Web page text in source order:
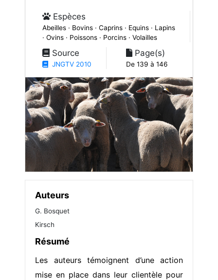
Espèces
Abeilles · Bovins · Caprins · Equins · Lapins
· Ovins · Poissons · Porcins · Volailles
Source
JNGTV 2010
Page(s)
De 139 à 146
Auteurs
G. Bosquet
Kirsch
Résumé
Les auteurs témoignent d’une action
mise en place dans leur clientèle pour